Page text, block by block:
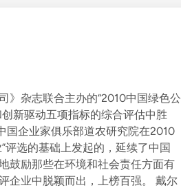
》杂志联合主办的“2010中国绿色公
新驱动五项指标的综合评估中胜
国企业家俱乐部道农研究院在2010
评选的基础上发起的，延续了中国
鼓励那些在环境和社会责任方面有
企业中脱颖而出，上榜百强。 戴尔